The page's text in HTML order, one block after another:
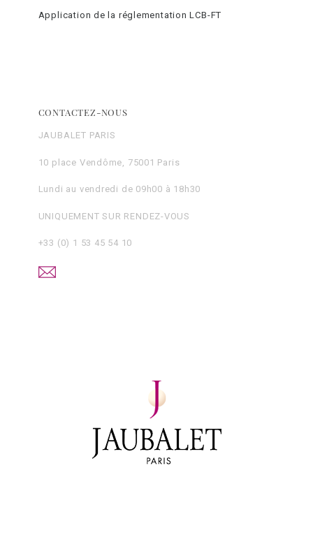
Application de la réglementation LCB-FT
CONTACTEZ-NOUS
JAUBALET PARIS
10 place Vendôme, 75001 Paris
Lundi au vendredi de 09h00 à 18h30
UNIQUEMENT SUR RENDEZ-VOUS
+33 (0) 1 53 45 54 10